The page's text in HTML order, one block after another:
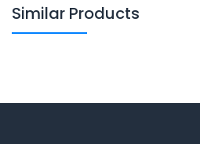
Similar Products